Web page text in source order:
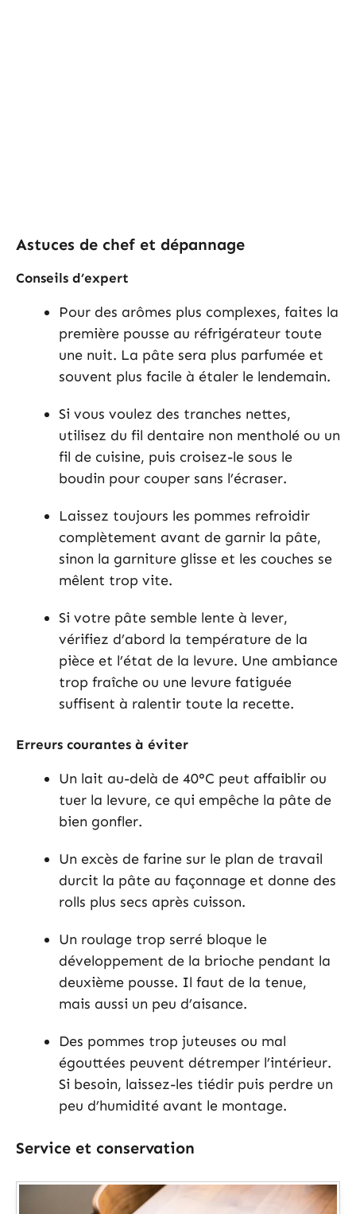
Astuces de chef et dépannage
Conseils d’expert
Pour des arômes plus complexes, faites la
première pousse au réfrigérateur toute
une nuit. La pâte sera plus parfumée et
souvent plus facile à étaler le lendemain.
Si vous voulez des tranches nettes,
utilisez du fil dentaire non mentholé ou un
fil de cuisine, puis croisez-le sous le
boudin pour couper sans l’écraser.
Laissez toujours les pommes refroidir
complètement avant de garnir la pâte,
sinon la garniture glisse et les couches se
mêlent trop vite.
Si votre pâte semble lente à lever,
vérifiez d’abord la température de la
pièce et l’état de la levure. Une ambiance
trop fraîche ou une levure fatiguée
suffisent à ralentir toute la recette.
Erreurs courantes à éviter
Un lait au-delà de 40°C peut affaiblir ou
tuer la levure, ce qui empêche la pâte de
bien gonfler.
Un excès de farine sur le plan de travail
durcit la pâte au façonnage et donne des
rolls plus secs après cuisson.
Un roulage trop serré bloque le
développement de la brioche pendant la
deuxième pousse. Il faut de la tenue,
mais aussi un peu d’aisance.
Des pommes trop juteuses ou mal
égouttées peuvent détremper l’intérieur.
Si besoin, laissez-les tiédir puis perdre un
peu d’humidité avant le montage.
Service et conservation